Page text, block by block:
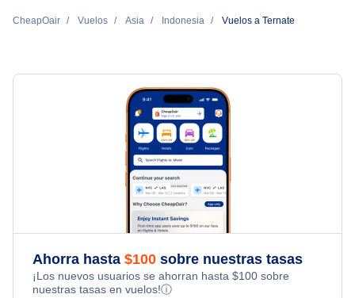
CheapOair Vuelos Asia Indonesia Vuelos a Ternate
Ahorra hasta $100 sobre nuestras tasas
¡Los nuevos usuarios se ahorran hasta $100 sobre
nuestras tasas en vuelos!ⓘ